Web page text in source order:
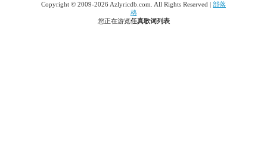
Copyright © 2009-2026 Azlyricdb.com. All Rights Reserved | 部落
格
您正在游览任真歌词列表